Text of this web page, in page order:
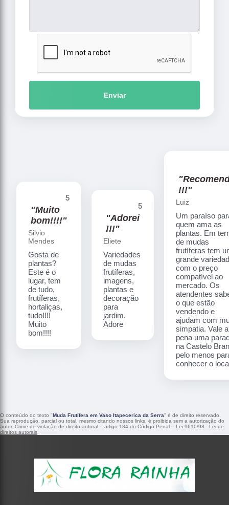
Enviar
5
"Muito
bom!!!!"
Silvio
Mendes
Gosta de
plantas?
Este é o
lugar, tem
de tudo,
frutíferas,
hortaliças,
tudo!!!!
Muito
bom!!!!
5
"Adorei
!!!"
Eliete
Variedades
de mudas
frutíferas,
imagens,
plantas e
decoração
para
jardim.
Adore
!!!"
Luiz
Um paraíso
quem ama as
plantas. Em
de mudas
frutíferas tem
grande
com o preço
compatível ao
mercado. Os
atendentes
o que estão
vendendo e
ajudam com
simpatia. Vale a
pena uma
na Castelo
pelo menos
conhecer o
O conteúdo do texto "Muda Frutífera em Vaso Itapecerica da Serra" é de direito reservado.
Sua reprodução, parcial ou total, mesmo citando nossos links, é proibida sem a autorização do
autor. Crime de violação de direito autoral – artigo 184 do Código Penal – Lei 9610/98 - Lei de
direitos autorais